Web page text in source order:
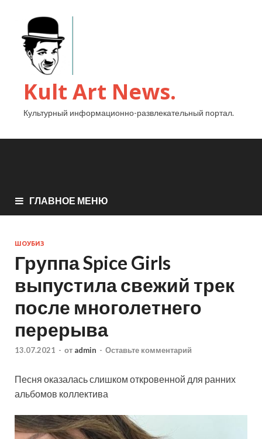
Kult Art News.
Культурный информационно-развлекательный портал.
ГЛАВНОЕ МЕНЮ
ШОУБИЗ
Группа Spice Girls
выпустила свежий трек
после многолетнего
перерыва
13.07.2021 - от admin - Оставьте комментарий
Песня оказалась слишком откровенной для ранних
альбомов коллектива